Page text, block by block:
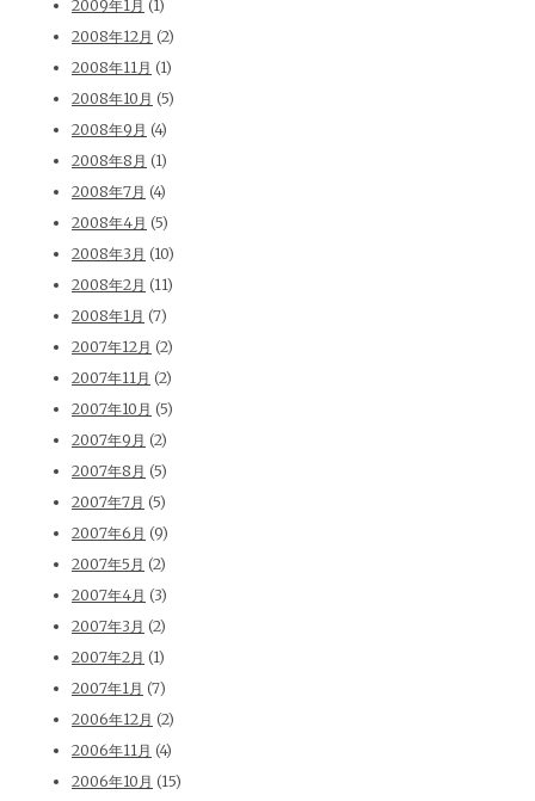
2009年1月 (1)
2008年12月 (2)
2008年11月 (1)
2008年10月 (5)
2008年9月 (4)
2008年8月 (1)
2008年7月 (4)
2008年4月 (5)
2008年3月 (10)
2008年2月 (11)
2008年1月 (7)
2007年12月 (2)
2007年11月 (2)
2007年10月 (5)
2007年9月 (2)
2007年8月 (5)
2007年7月 (5)
2007年6月 (9)
2007年5月 (2)
2007年4月 (3)
2007年3月 (2)
2007年2月 (1)
2007年1月 (7)
2006年12月 (2)
2006年11月 (4)
2006年10月 (15)